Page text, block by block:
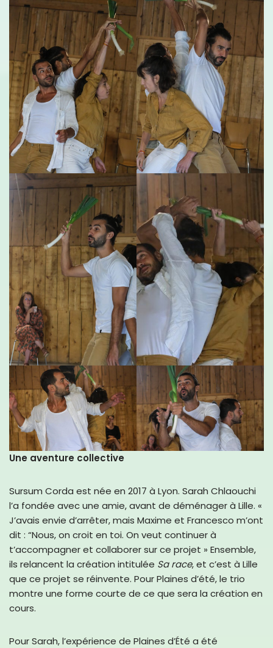
Une aventure collective
Sursum Corda est née en 2017 à Lyon. Sarah Chlaouchi
l’a fondée avec une amie, avant de déménager à Lille. «
J’avais envie d’arrêter, mais Maxime et Francesco m’ont
dit : “Nous, on croit en toi. On veut continuer à
t’accompagner et collaborer sur ce projet » Ensemble,
ils relancent la création intitulée Sa race, et c’est à Lille
que ce projet se réinvente. Pour Plaines d’été, le trio
montre une forme courte de ce que sera la création en
cours.
Pour Sarah, l’expérience de Plaines d’Été a été